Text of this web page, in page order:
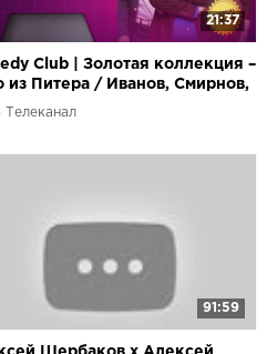
21:37
Club | Золотая коллекция –
из Питера / Иванов, Смирнов,
Телеканал
91:59